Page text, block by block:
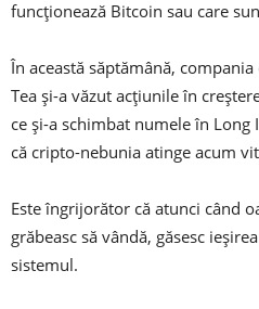
funcționează Bitcoin sau care
În această săptămână,
Tea și-a văzut acțiunile în
ce și-a schimbat numele în Long
că cripto-nebunia atinge acum
Este îngrijorător că atunci când
grăbeasc să vândă, găsesc
sistemul.